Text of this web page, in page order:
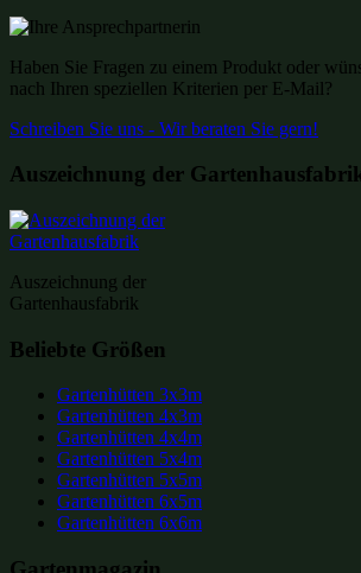
Haben Sie Fragen zu einem Produkt oder
nach Ihren speziellen Kriterien per E-Mail?
Schreiben Sie uns - Wir beraten Sie gern!
Auszeichnung der
Auszeichnung der
Gartenhausfabrik
Beliebte Größen
Gartenhütten 3x3m
Gartenhütten 4x3m
Gartenhütten 4x4m
Gartenhütten 5x4m
Gartenhütten 5x5m
Gartenhütten 6x5m
Gartenhütten 6x6m